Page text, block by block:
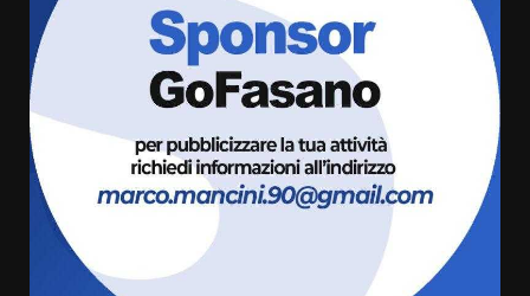
US Fasano, Scianaro: “Profonda
amarezza per esclusione dal
campionato di calcio”
7 Agosto 2026 06:00
Fasanese ferito a colpi di arma
da fuoco
6 Agosto 2026 18:13